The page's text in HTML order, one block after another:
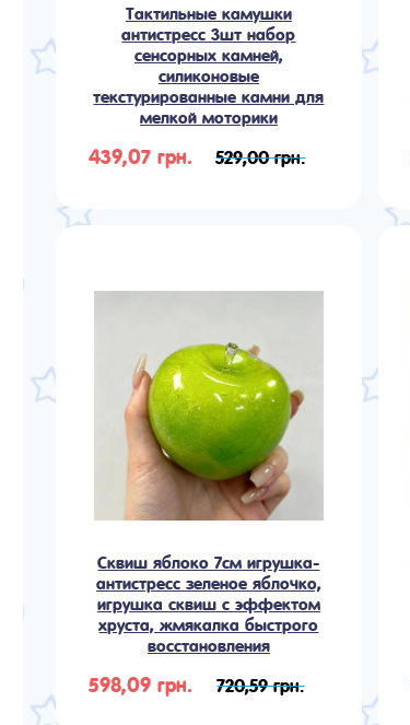
Тактильные камушки
антистресс 3шт набор
сенсорных камней,
силиконовые
текстурированные камни для
мелкой моторики
439,07 грн. 529,00 грн.
Сквиш яблоко 7см игрушка-
антистресс зеленое яблочко,
игрушка сквиш с эффектом
хруста, жмякалка быстрого
восстановления
598,09 грн. 720,59 грн.